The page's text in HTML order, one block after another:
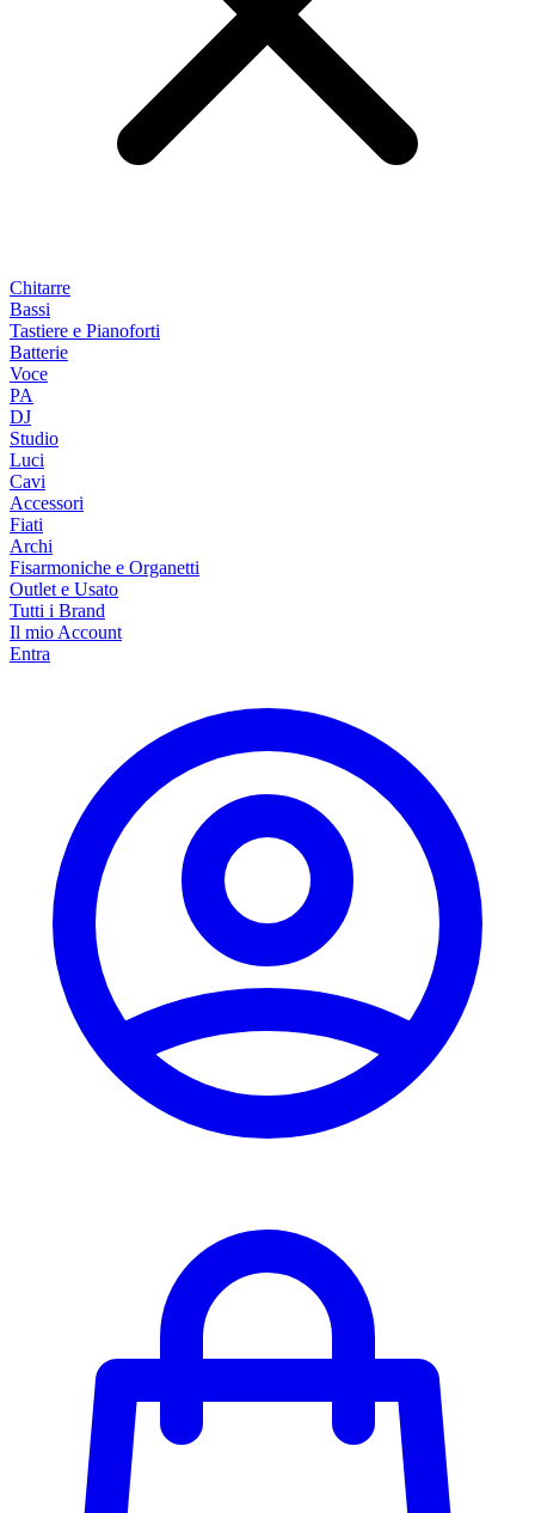
Chitarre
Bassi
Tastiere e Pianoforti
Batterie
Voce
PA
DJ
Studio
Luci
Cavi
Accessori
Fiati
Archi
Fisarmoniche e Organetti
Outlet e Usato
Tutti i Brand
Il mio Account
Entra